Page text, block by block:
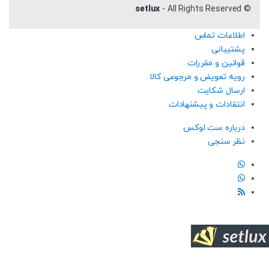
©
setlux - All Rights Reserved
اطلاعات تماس
پشتیبانی
قوانین و مقررات
رویه تعویض و مرجوعی کالا
ارسال شکایت
انتقادات و پیشنهادات
درباره ست لوکس
نظر سنجی